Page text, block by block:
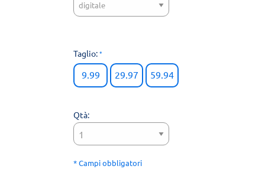
Taglio:
9.99 29.97 59.94
Qtà:
* Campi obbligatori